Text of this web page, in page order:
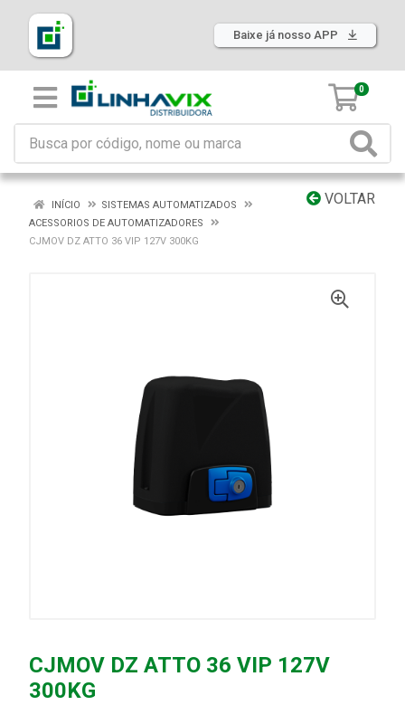
Baixe já nosso APP
0
VOLTAR
INÍCIO
SISTEMAS AUTOMATIZADOS
ACESSORIOS DE AUTOMATIZADORES
CJMOV DZ ATTO 36 VIP 127V 300KG
CJMOV DZ ATTO 36 VIP 127V
300KG